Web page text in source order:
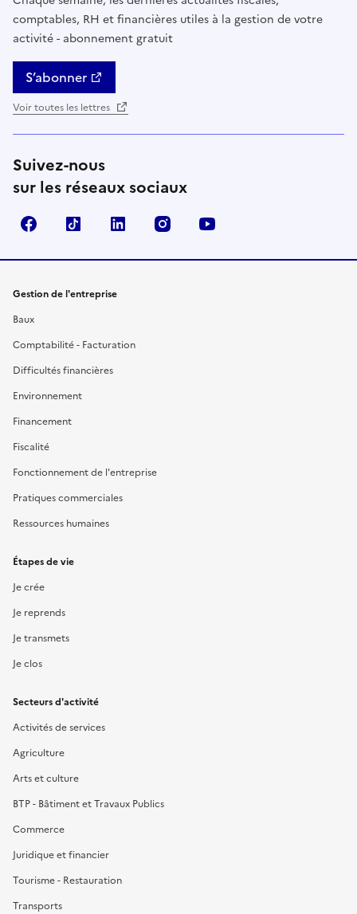
comptables, RH et financières utiles à la gestion de votre
activité - abonnement gratuit
S’abonner
Voir toutes les lettres
Suivez-nous
sur les réseaux sociaux
FacebookTikTok Linkedin Instagram
Gestion de l'entreprise
Baux
Comptabilité - Facturation
Difficultés financières
Environnement
Financement
Fiscalité
Fonctionnement de l'entreprise
Pratiques commerciales
Ressources humaines
Étapes de vie
Je crée
Je reprends
Je transmets
Je clos
Secteurs d'activité
Activités de services
Agriculture
Arts et culture
BTP - Bâtiment et Travaux Publics
Commerce
Juridique et financier
Tourisme - Restauration
Transports